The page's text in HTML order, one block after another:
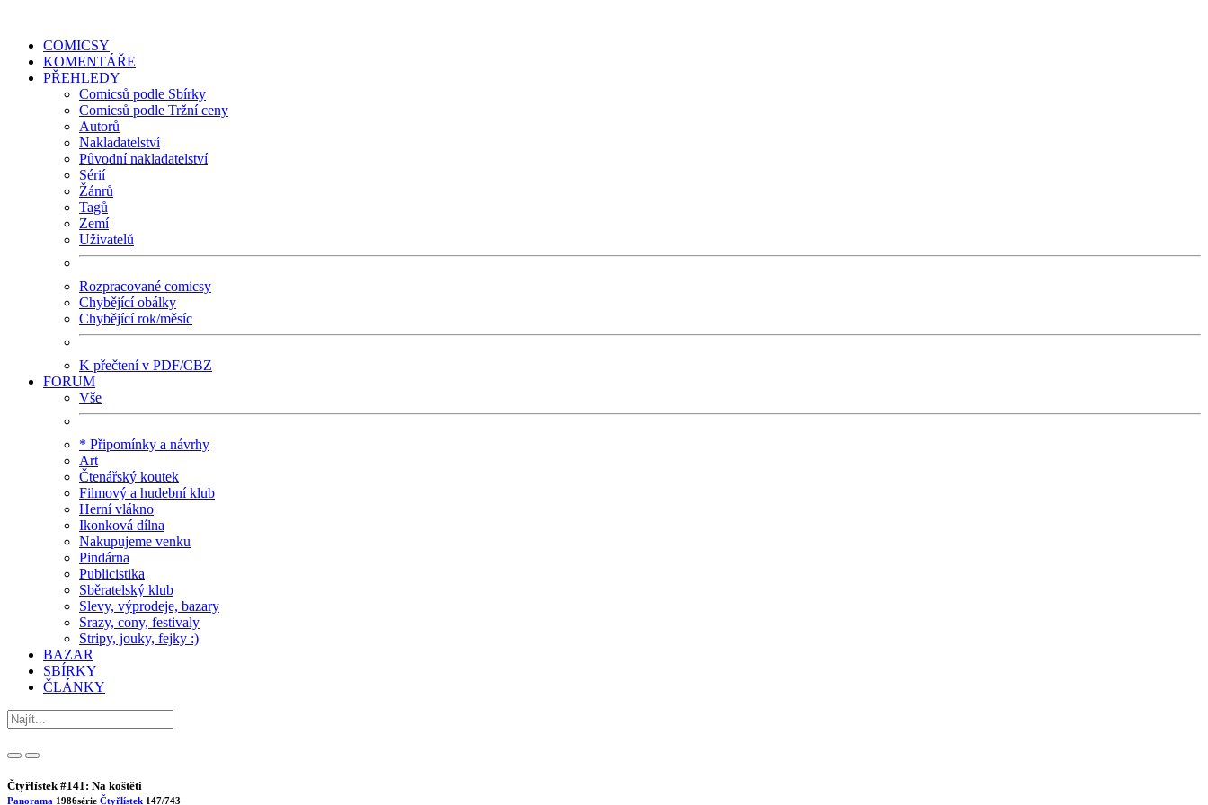
COMICSY
KOMENTÁŘE
PŘEHLEDY
Comicsů podle Sbírky
Comicsů podle Tržní ceny
Autorů
Nakladatelství
Původní nakladatelství
Sérií
Žánrů
Tagů
Zemí
Uživatelů
Rozpracované comicsy
Chybějící obálky
Chybějící rok/měsíc
K přečtení v PDF/CBZ
FORUM
Vše
* Připomínky a návrhy
Art
Čtenářský koutek
Filmový a hudební klub
Herní vlákno
Ikonková dílna
Nakupujeme venku
Pindárna
Publicistika
Sběratelský klub
Slevy, výprodeje, bazary
Srazy, cony, festivaly
Stripy, jouky, fejky :)
BAZAR
SBÍRKY
ČLÁNKY
Čtyřlístek #141: Na koštěti
Panorama 1986série Čtyřlístek 147/743